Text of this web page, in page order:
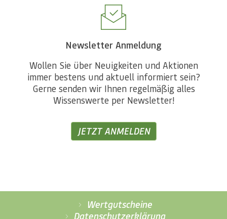
Newsletter Anmeldung
Wollen Sie über Neuigkeiten und Aktionen
immer bestens und aktuell informiert sein?
Gerne senden wir Ihnen regelmäßig alles
Wissenswerte per Newsletter!
JETZT ANMELDEN
Wertgutscheine
Datenschutzerklärung